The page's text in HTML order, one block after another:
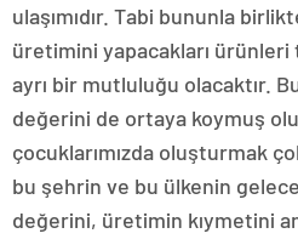
ulaşımıdır. Tabi bununla
üretimini yapacakları
ayrı bir mutluluğu olacaktır.
değerini de ortaya koymuş
çocuklarımızda oluşturmak
bu şehrin ve bu ülkenin
değerini, üretimin kıymetini